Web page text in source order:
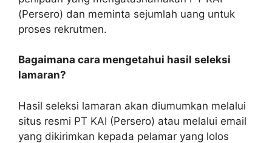
(Persero) dan meminta sejumlah uang untuk
proses rekrutmen.
Bagaimana cara mengetahui hasil seleksi
lamaran?
Hasil seleksi lamaran akan diumumkan melalui
situs resmi PT KAI (Persero) atau melalui email
yang dikirimkan kepada pelamar yang lolos